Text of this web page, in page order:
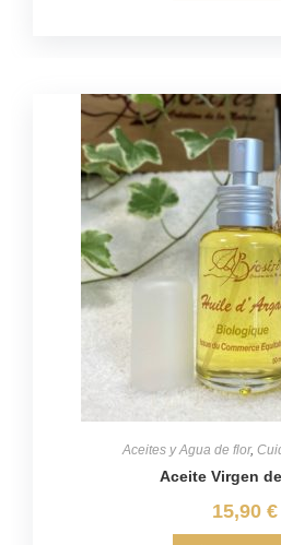
Aceites y Agua de flor,
Aceite Virgen
15,90 €